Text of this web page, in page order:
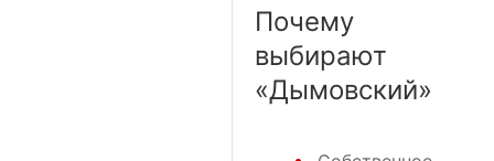
Почему
выбирают
«Дымовский»